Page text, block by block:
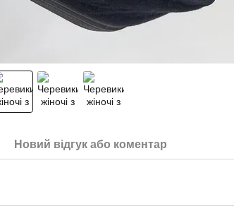
Новий відгук або коментар